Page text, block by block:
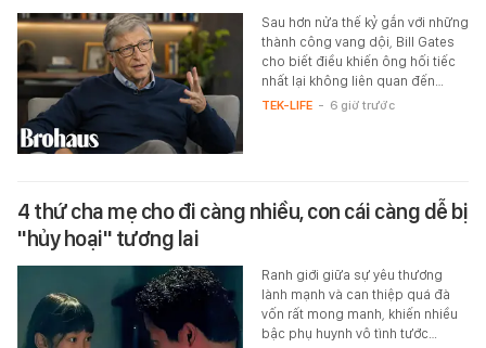
Sau hơn nửa thế kỷ gắn với những
thành công vang dội, Bill Gates
cho biết điều khiến ông hối tiếc
nhất lại không liên quan đến…
TEK-LIFE - 6 giờ trước
4 thứ cha mẹ cho đi càng nhiều, con cái càng dễ bị
"hủy hoại" tương lai
Ranh giới giữa sự yêu thương
lành mạnh và can thiệp quá đà
vốn rất mong manh, khiến nhiều
bậc phụ huynh vô tình tước…